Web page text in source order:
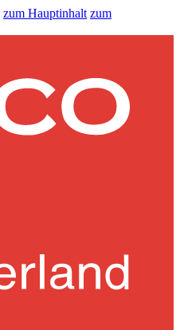
zum Hauptinhalt zum